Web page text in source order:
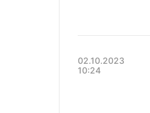
02.10.2023
10:24